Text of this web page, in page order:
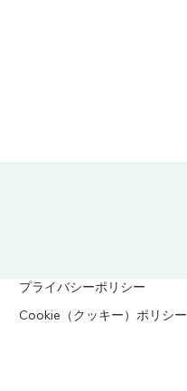
Cookie（クッキー）ポリシー
プライバシーポリシー